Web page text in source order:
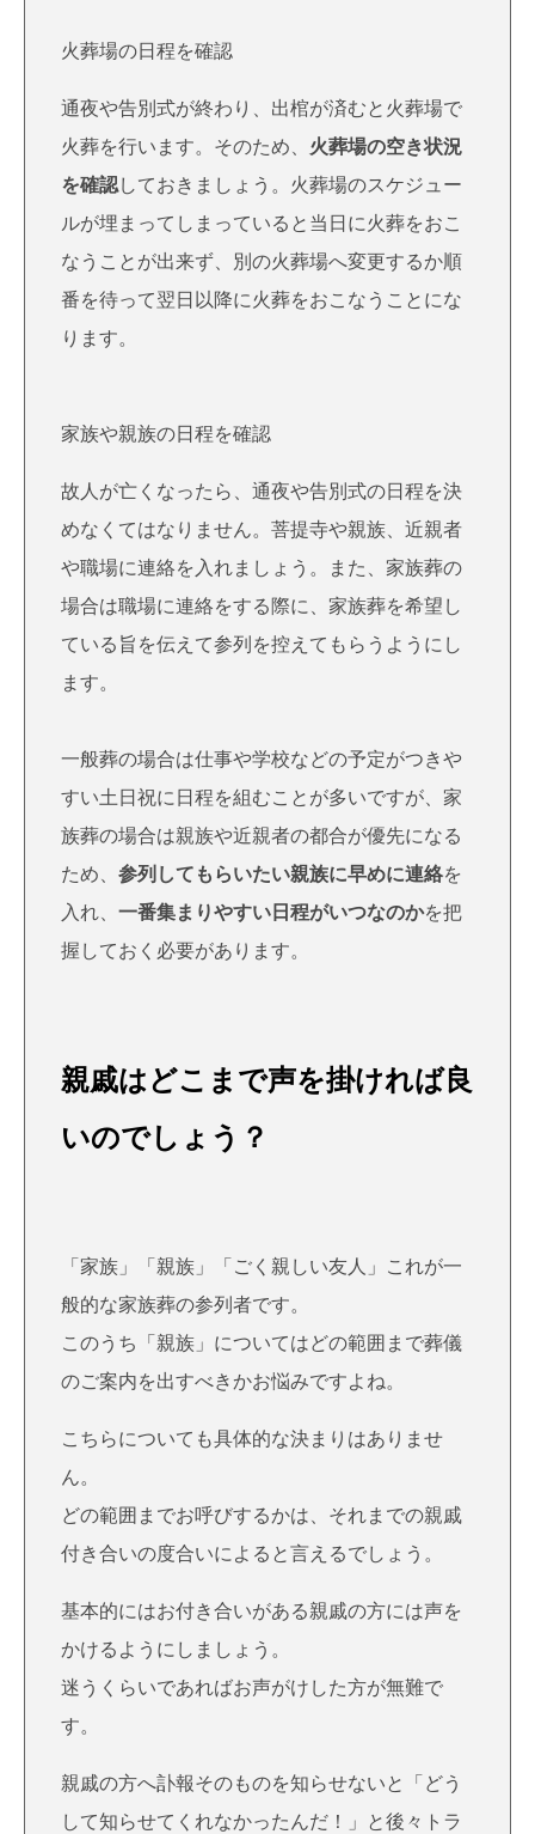
火葬場の日程を確認
通夜や告別式が終わり、出棺が済むと火葬場で
火葬を行います。そのため、 火葬場の空き状況
を確認しておきましょう。火葬場のスケジュー
ルが埋まってしまっていると当日に火葬をおこ
なうことが出来ず、別の火葬場へ変更するか順
番を待って翌日以降に火葬をおこなうことにな
ります。
家族や親族の日程を確認
故人が亡くなったら、通夜や告別式の日程を決
めなくてはなりません。菩提寺や親族、近親者
や職場に連絡を入れましょう。また、家族葬の
場合は職場に連絡をする際に、家族葬を希望し
ている旨を伝えて参列を控えてもらうようにし
ます。
一般葬の場合は仕事や学校などの予定がつきや
すい土日祝に日程を組むことが多いですが、家
族葬の場合は親族や近親者の都合が優先になる
ため、 参列してもらいたい親族に早めに連絡を
入れ、 一番集まりやすい日程がいつなのかを把
握しておく必要があります。
親戚はどこまで声を掛ければ良
いのでしょう？
「家族」「親族」「ごく親しい友人」これが一
般的な家族葬の参列者です。
このうち「親族」についてはどの範囲まで葬儀
のご案内を出すべきかお悩みですよね。
こちらについても具体的な決まりはありませ
ん。
どの範囲までお呼びするかは、それまでの親戚
付き合いの度合いによると言えるでしょう。
基本的にはお付き合いがある親戚の方には声を
かけるようにしましょう。
迷うくらいであればお声がけした方が無難で
す。
親戚の方へ訃報そのものを知らせないと「どう
して知らせてくれなかったんだ！」と後々トラ